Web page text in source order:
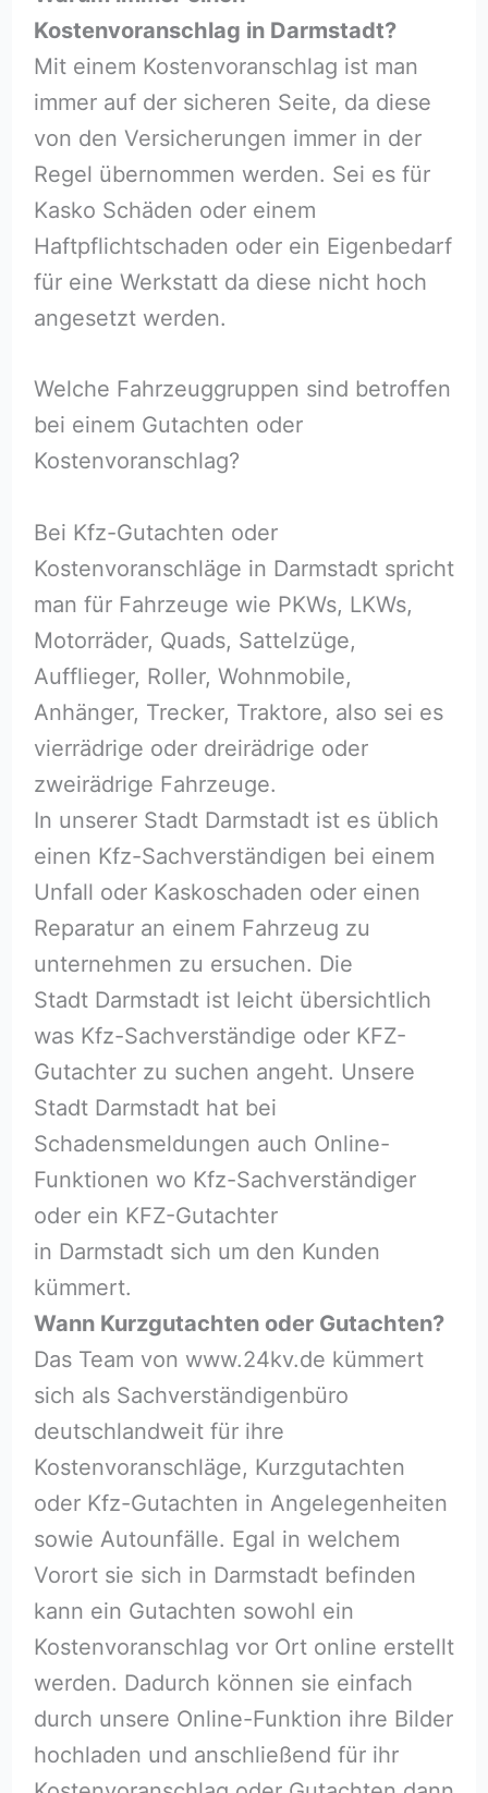
Kostenvoranschlag in Darmstadt?
Mit einem Kostenvoranschlag ist man
immer auf der sicheren Seite, da diese
von den Versicherungen immer in der
Regel übernommen werden. Sei es für
Kasko Schäden oder einem
Haftpflichtschaden oder ein Eigenbedarf
für eine Werkstatt da diese nicht hoch
angesetzt werden.
Welche Fahrzeuggruppen sind betroffen
bei einem Gutachten oder
Kostenvoranschlag?
Bei Kfz-Gutachten oder
Kostenvoranschläge in Darmstadt spricht
man für Fahrzeuge wie PKWs, LKWs,
Motorräder, Quads, Sattelzüge,
Aufflieger, Roller, Wohnmobile,
Anhänger, Trecker, Traktore, also sei es
vierrädrige oder dreirädrige oder
zweirädrige Fahrzeuge.
In unserer Stadt Darmstadt ist es üblich
einen Kfz-Sachverständigen bei einem
Unfall oder Kaskoschaden oder einen
Reparatur an einem Fahrzeug zu
unternehmen zu ersuchen. Die
Stadt Darmstadt ist leicht übersichtlich
was Kfz-Sachverständige oder KFZ-
Gutachter zu suchen angeht. Unsere
Stadt Darmstadt hat bei
Schadensmeldungen auch Online-
Funktionen wo Kfz-Sachverständiger
oder ein KFZ-Gutachter
in Darmstadt sich um den Kunden
kümmert.
Wann Kurzgutachten oder Gutachten?
Das Team von www.24kv.de kümmert
sich als Sachverständigenbüro
deutschlandweit für ihre
Kostenvoranschläge, Kurzgutachten
oder Kfz-Gutachten in Angelegenheiten
sowie Autounfälle. Egal in welchem
Vorort sie sich in Darmstadt befinden
kann ein Gutachten sowohl ein
Kostenvoranschlag vor Ort online erstellt
werden. Dadurch können sie einfach
durch unsere Online-Funktion ihre Bilder
hochladen und anschließend für ihr